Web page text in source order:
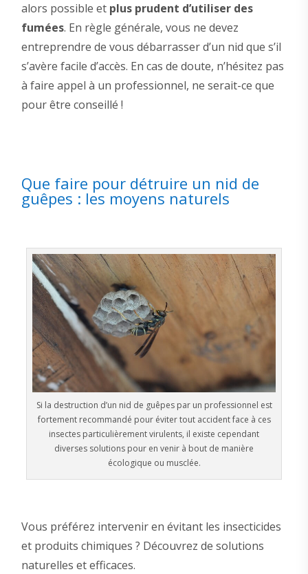
alors possible et plus prudent d’utiliser des
fumées. En règle générale, vous ne devez
entreprendre de vous débarrasser d’un nid que s’il
s’avère facile d’accès. En cas de doute, n’hésitez pas
à faire appel à un professionnel, ne serait-ce que
pour être conseillé !
Que faire pour détruire un nid de
guêpes : les moyens naturels
Si la destruction d’un nid de guêpes par un professionnel est
fortement recommandé pour éviter tout accident face à ces
insectes particulièrement virulents, il existe cependant
diverses solutions pour en venir à bout de manière
écologique ou musclée.
Vous préférez intervenir en évitant les insecticides
et produits chimiques ? Découvrez de solutions
naturelles et efficaces.